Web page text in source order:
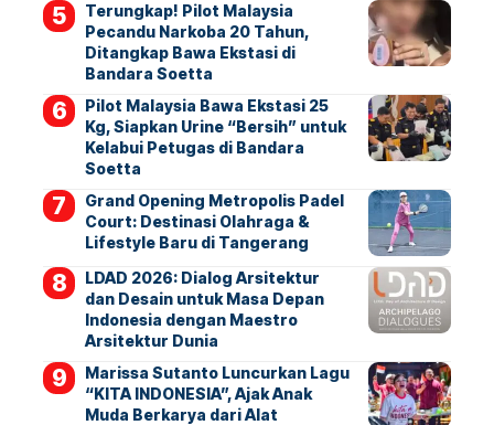
Terungkap! Pilot Malaysia
Pecandu Narkoba 20 Tahun,
Ditangkap Bawa Ekstasi di
Bandara Soetta
Pilot Malaysia Bawa Ekstasi 25
Kg, Siapkan Urine “Bersih” untuk
Kelabui Petugas di Bandara
Soetta
Grand Opening Metropolis Padel
Court: Destinasi Olahraga &
Lifestyle Baru di Tangerang
LDAD 2026: Dialog Arsitektur
dan Desain untuk Masa Depan
Indonesia dengan Maestro
Arsitektur Dunia
Marissa Sutanto Luncurkan Lagu
“KITA INDONESIA”, Ajak Anak
Muda Berkarya dari Alat